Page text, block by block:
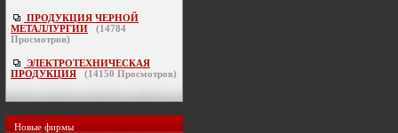
ПРОДУКЦИЯ ЧЕРНОЙ
МЕТАЛЛУРГИИ
(14784
Просмотров)
ЭЛЕКТРОТЕХНИЧЕСКАЯ
ПРОДУКЦИЯ
(14150 Просмотров)
Новые фирмы